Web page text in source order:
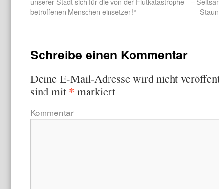
betroffenen Menschen einsetzen!“
Schreibe einen Kommentar
Deine E-Mail-Adresse wird nicht
sind mit * markiert
Kommentar